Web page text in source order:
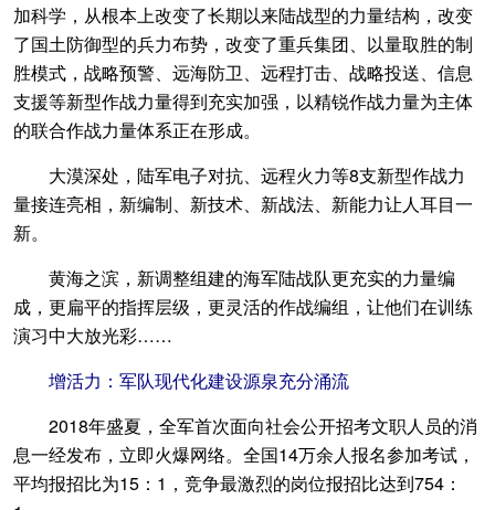
加科学，从根本上改变了长期以来陆战型的力量结构，改变
了国土防御型的兵力布势，改变了重兵集团、以量取胜的制
胜模式，战略预警、远海防卫、远程打击、战略投送、信息
支援等新型作战力量得到充实加强，以精锐作战力量为主体
的联合作战力量体系正在形成。
大漠深处，陆军电子对抗、远程火力等8支新型作战力
量接连亮相，新编制、新技术、新战法、新能力让人耳目一
新。
黄海之滨，新调整组建的海军陆战队更充实的力量编
成，更扁平的指挥层级，更灵活的作战编组，让他们在训练
演习中大放光彩……
增活力：军队现代化建设源泉充分涌流
2018年盛夏，全军首次面向社会公开招考文职人员的消
息一经发布，立即火爆网络。全国14万余人报名参加考试，
平均报招比为15：1，竞争最激烈的岗位报招比达到754：